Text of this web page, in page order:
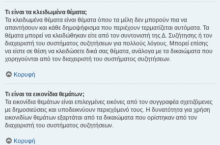
Τι είναι τα κλειδωμένα θέματα;
Τα κλειδωμένα θέματα είναι θέματα όπου τα μέλη δεν μπορούν πια να
απαντήσουν και κάθε δημοψήφισμα που περιέχουν τερματίζεται αυτόματα. Τα
θέματα μπορεί να κλειδώθηκαν είτε από τον συντονιστή της Δ. Συζήτησης ή τον
διαχειριστή του συστήματος συζητήσεων για πολλούς λόγους. Μπορεί επίσης
να είστε σε θέση να κλειδώσετε δικά σας θέματα, ανάλογα με τα δικαιώματα που
χορηγούνται από τον διαχειριστή του συστήματος συζητήσεων.
Κορυφή
Τι είναι τα εικονίδια θεμάτων;
Τα εικονίδια θεμάτων είναι επιλεγμένες εικόνες από τον συγγραφέα σχετιζόμενες
με δημοσιεύσεις και υποδεικνύουν περιεχόμενό τους. Η δυνατότητα για χρήση
εικονιδίων θεμάτων εξαρτάται από τα δικαιώματα που ορίστηκαν από τον
διαχειριστή του συστήματος συζητήσεων.
Κορυφή